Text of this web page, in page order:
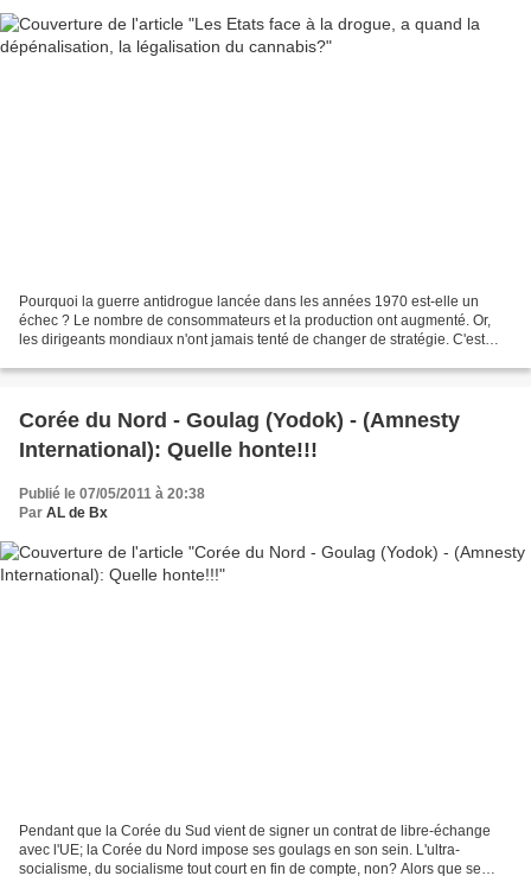
Pourquoi la guerre antidrogue lancée dans les années 1970 est-elle un
échec ? Le nombre de consommateurs et la production ont augmenté. Or,
les dirigeants mondiaux n'ont jamais tenté de changer de stratégie. C'est
Corée du Nord - Goulag (Yodok) - (Amnesty
International): Quelle honte!!!
Publié le 07/05/2011 à 20:38
Par AL de Bx
Pendant que la Corée du Sud vient de signer un contrat de libre-échange
avec l'UE; la Corée du Nord impose ses goulags en son sein. L'ultra-
socialisme, du socialisme tout court en fin de compte, non? Alors que se